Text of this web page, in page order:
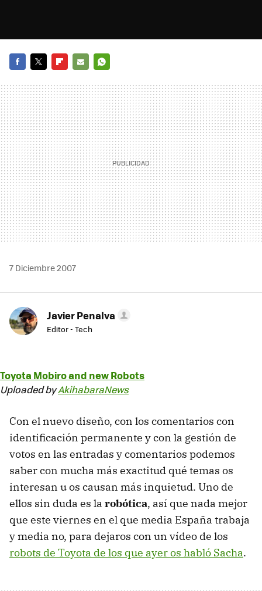
MAIL
7 Diciembre 2007
Javier Penalva
Editor - Tech
Toyota Mobiro and new Robots
Uploaded byAkihabaraNews
Con el nuevo diseño, con los comentarios con
identificación permanente y con la gestión de
votos en las entradas y comentarios podemos
saber con mucha más exactitud qué temas os
interesan u os causan más inquietud. Uno de
ellos sin duda es la robótica, así que nada mejor
que este viernes en el que media España trabaja
y media no, para dejaros con un vídeo de los
robots de Toyota de los que ayer os habló Sacha.